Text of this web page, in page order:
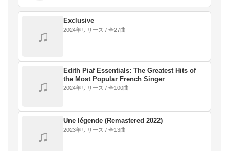
♫
Exclusive
2024年リリース / 全27曲
♫
Edith Piaf Essentials: The Greatest Hits of
the Most Popular French Singer
2024年リリース / 全100曲
♫
Une légende (Remastered 2022)
2023年リリース / 全13曲